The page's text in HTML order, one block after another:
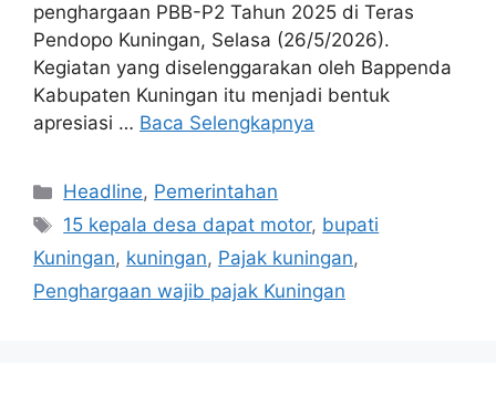
penghargaan PBB-P2 Tahun 2025 di Teras
Pendopo Kuningan, Selasa (26/5/2026).
Kegiatan yang diselenggarakan oleh Bappenda
Kabupaten Kuningan itu menjadi bentuk
apresiasi … Baca Selengkapnya
Kategori
Headline, Pemerintahan
Tag
15 kepala desa dapat motor, bupati
Kuningan, kuningan, Pajak kuningan,
Penghargaan wajib pajak Kuningan